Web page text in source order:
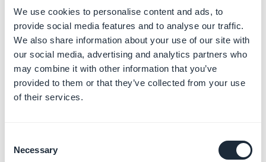
We use cookies to personalise content and ads, to
provide social media features and to analyse our traffic.
We also share information about your use of our site with
our social media, advertising and analytics partners who
may combine it with other information that you’ve
provided to them or that they’ve collected from your use
of their services.
Selection
Necessary
Adicionar mapas e pontos
de interesse
Saiba mais→
Saiba mais